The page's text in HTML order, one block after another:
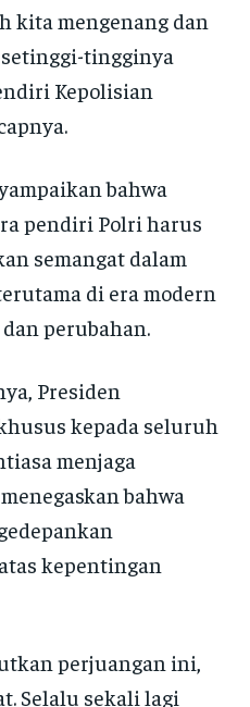
kita mengenang dan
tingginya
Kepolisian
bahwa
pendiri Polri harus
semangat dalam
di era modern
perubahan.
Presiden
kepada seluruh
menjaga
bahwa
kepentingan
perjuangan ini,
Selalu sekali lagi